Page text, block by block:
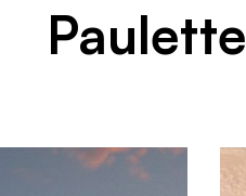
Paulette